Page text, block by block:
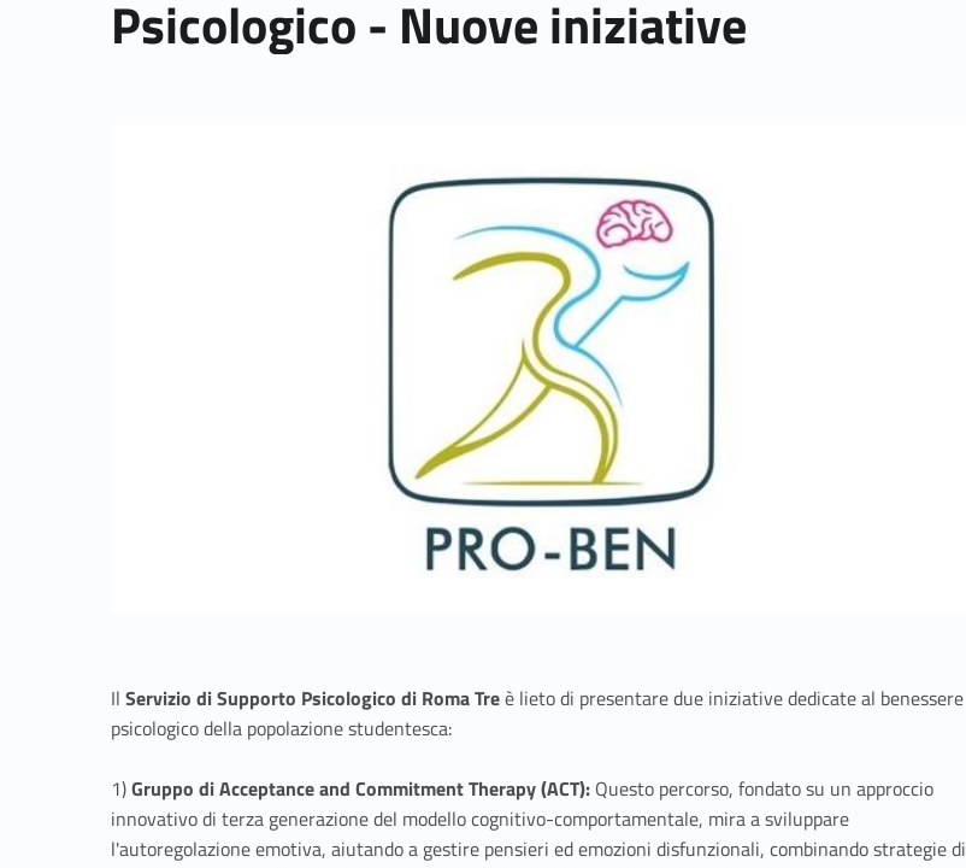
Psicologico - Nuove iniziative
Il Servizio di Supporto Psicologico di Roma Treè lieto di presentare due iniziative dedicate al benessere
psicologico della popolazione studentesca:
1)Gruppo di Acceptance and Commitment Therapy (ACT): Questo percorso, fondato su un approccio
innovativo di terza generazione del modello cognitivo-comportamentale, mira a sviluppare
l'autoregolazione emotiva, aiutando a gestire pensieri ed emozioni disfunzionali, combinando strategie di